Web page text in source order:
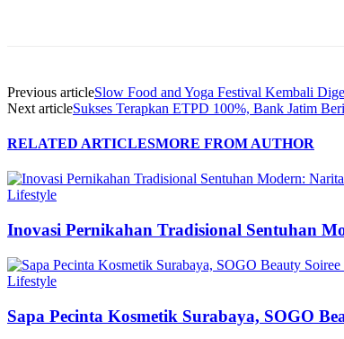
Previous articleSlow Food and Yoga Festival Kembali
Next articleSukses Terapkan ETPD 100%, Bank Jatim
RELATED ARTICLESMORE FROM AUTHOR
Lifestyle
Inovasi Pernikahan Tradisional Sentuhan
Lifestyle
Sapa Pecinta Kosmetik Surabaya, SOGO